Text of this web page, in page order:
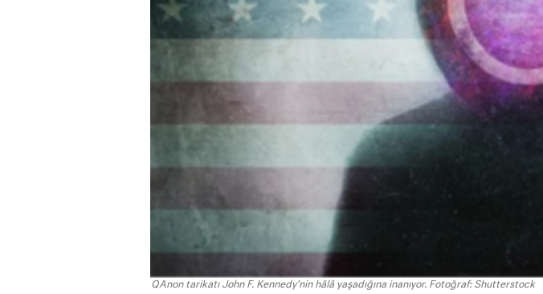
QAnon tarikatı John F. Kennedy'nin hâlâ yaşadığına inanıyor. Fotoğraf: Shutterstock